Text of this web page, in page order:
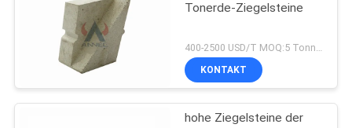
Tonerde-Ziegelsteine
400-2500 USD/T MOQ:5 Tonnen
KONTAKT
hohe Ziegelsteine der